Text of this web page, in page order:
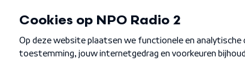
Algemene voorwaarden Privacybeleid